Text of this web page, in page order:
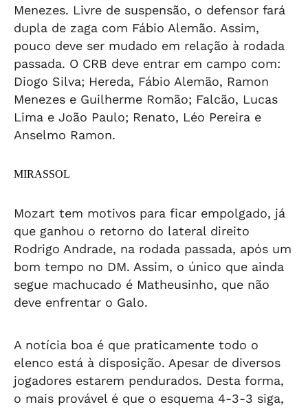
Menezes. Livre de suspensão, o defensor fará
dupla de zaga com Fábio Alemão. Assim,
pouco deve ser mudado em relação à rodada
passada. O CRB deve entrar em campo com:
Diogo Silva; Hereda, Fábio Alemão, Ramon
Menezes e Guilherme Romão; Falcão, Lucas
Lima e João Paulo; Renato, Léo Pereira e
Anselmo Ramon.
MIRASSOL
Mozart tem motivos para ficar empolgado, já
que ganhou o retorno do lateral direito
Rodrigo Andrade, na rodada passada, após um
bom tempo no DM. Assim, o único que ainda
segue machucado é Matheusinho, que não
deve enfrentar o Galo.
A notícia boa é que praticamente todo o
elenco está à disposição. Apesar de diversos
jogadores estarem pendurados. Desta forma,
o mais provável é que o esquema 4-3-3 siga,